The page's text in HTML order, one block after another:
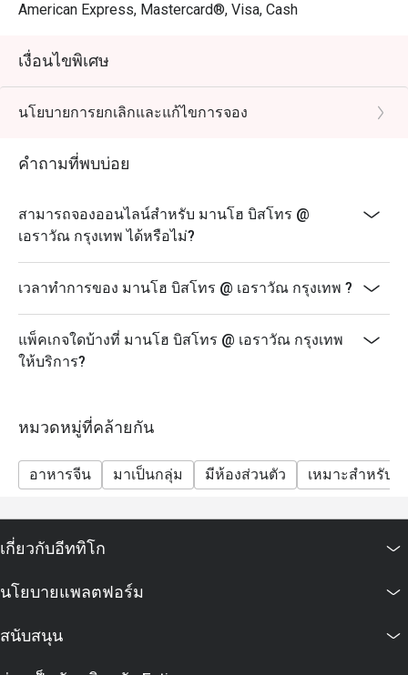
American Express, Mastercard®, Visa, Cash
เงื่อนไขพิเศษ
นโยบายการยกเลิกและแก้ไขการจอง
คำถามที่พบบ่อย
สามารถจองออนไลน์สำหรับ มานโฮ บิสโทร @
เอราวัณ กรุงเทพ ได้หรือไม่?
เวลาทำการของ มานโฮ บิสโทร @ เอราวัณ กรุงเทพ ?
แพ็คเกจใดบ้างที่ มานโฮ บิสโทร @ เอราวัณ กรุงเทพ
ให้บริการ?
หมวดหมู่ที่คล้ายกัน
อาหารจีน มาเป็นกลุ่ม มีห้องส่วนตัว เหมาะสำหรับเ
เกี่ยวกับอีททิโก
นโยบายแพลตฟอร์ม
สนับสนุน